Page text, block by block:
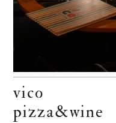
vico
pizza&wine